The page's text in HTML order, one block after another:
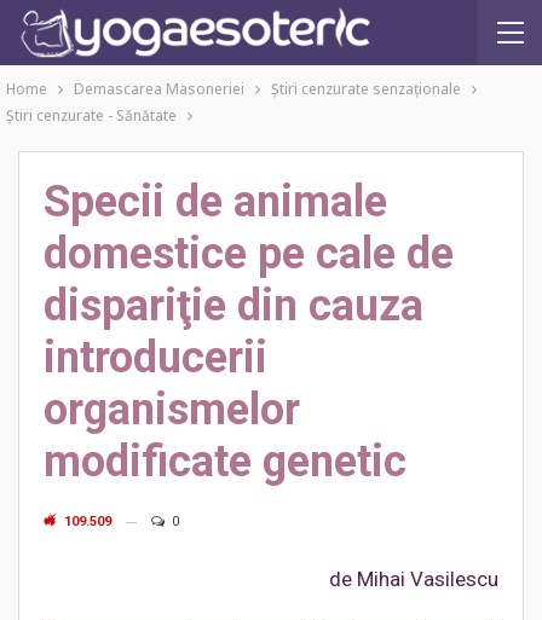
Home Demascarea Masoneriei
Ştiri cenzurate senzaţionale
Ştiri cenzurate - Sănătate
Specii de animale
domestice pe cale de
dispariţie din cauza
introducerii
organismelor
modificate genetic
109.509 0
de Mihai Vasilescu